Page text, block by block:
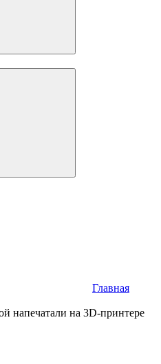
Главная
напечатали на 3D-принтере